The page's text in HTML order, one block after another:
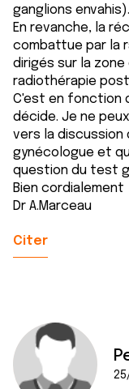
ganglions envahis).
En revanche, la
combattue par la
dirigés sur la
radiothérapie
C'est en fonction
décide. Je ne
vers la discussion
gynécologue et
question du test
Bien cordialement
Dr A.Marceau
Citer